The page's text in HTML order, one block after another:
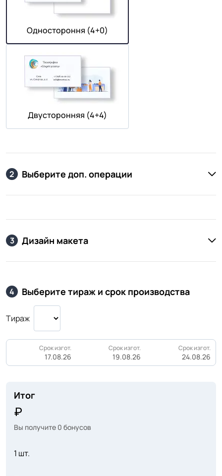
Одностороння (4+0)
Двусторонняя (4+4)
2 Выберите доп. операции
3 Дизайн макета
4 Выберите тираж и срок производства
Тираж
Срок изгот.
17.08.26
Срок изгот.
19.08.26
Срок изгот.
24.08.26
Итог
Вы получите 0 бонусов
1 шт.